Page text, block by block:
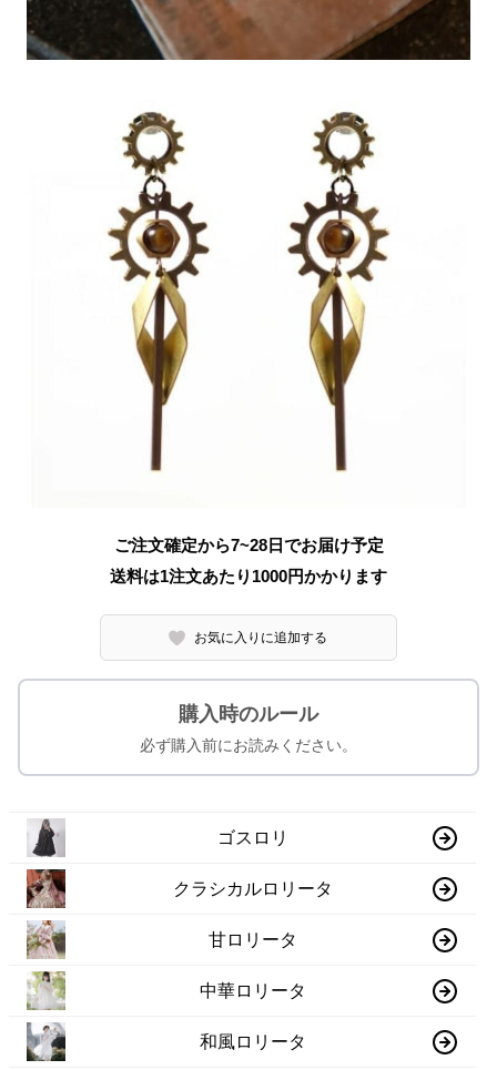
ご注文確定から7~28日でお届け予定
送料は1注文あたり 1000円かかります
お気に入りに追加する
購入時のルール
必ず購入前にお読みください。
ゴスロリ
クラシカルロリータ
甘ロリータ
中華ロリータ
和風ロリータ